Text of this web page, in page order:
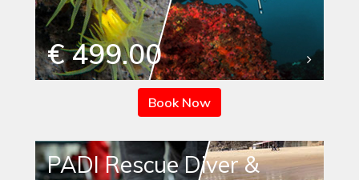
€ 499.00
Book Now
PADI Rescue Diver &